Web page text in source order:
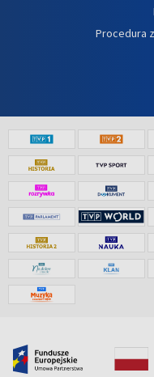
Procedura